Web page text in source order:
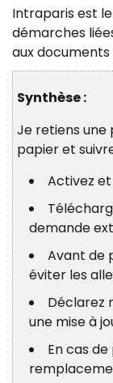
Intraparis est
démarches
aux documents
Synthèse :
Je retiens une
papier et
Activez et
demande
Avant de
éviter les
Déclarez
une mise à
En cas